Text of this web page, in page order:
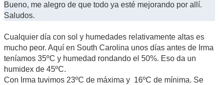
Bueno, me alegro de que todo ya esté mejorando por allí.
Saludos.
Cualquier día con sol y humedades relativamente altas es
mucho peor. Aquí en South Carolina unos días antes de Irma
teníamos 35ºC y humedad rondando el 50%. Eso da un
humidex de 45ºC.
Con Irma tuvimos 23ºC de máxima y 16ºC de mínima. Se